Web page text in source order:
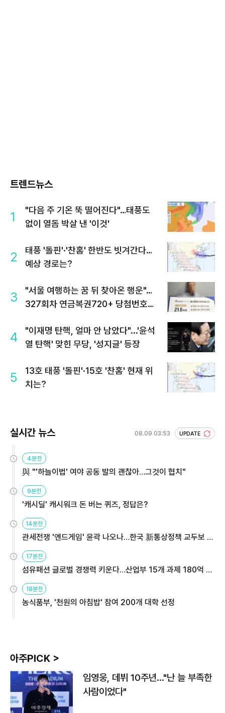
트렌드뉴스
1
"다음 주 기온 뚝 떨어진다"…태풍도
없이 열돔 박살 낸 '이것'
2
태풍 '돌핀'·'찬홈' 한반도 빗겨간다…
예상 경로는?
3
"서울 여행하는 꿈 뒤 찾아온 행운"…
327회차 연금복권720+ 당첨번호조
4
"이재명 탄핵, 얼마 안 남았다"...'윤석
열 탄핵' 맞힌 무당, '성지글' 등장
5
13호 태풍 '돌핀'·15호 '찬홈' 현재 위
치는?
실시간 뉴스 08.09 03:53 UPDATE
4분전
與 "'하늘이법' 여야 공동 발의 괜찮아…그것이 협치"
9분전
'캐시딜' 캐시워크 돈 버는 퀴즈, 정답은?
14분전
관세전쟁 '엔드게임' 윤곽 나오나…한국 新통상정책 교두보 활
용해야
17분전
섬유패션 글로벌 경쟁력 키운다…산업부 15개 과제 180억 지
원
18분전
농식품부, '천원의 아침밥' 참여 200개 대학 선정
아주PICK >
임영웅, 데뷔 10주년…"난 늘 부족한
사람이었다"